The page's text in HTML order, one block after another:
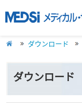
ダウンロード
ダウンロード